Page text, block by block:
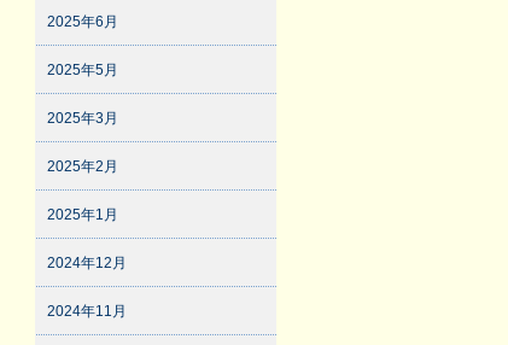
2025年6月
2025年5月
2025年3月
2025年2月
2025年1月
2024年12月
2024年11月